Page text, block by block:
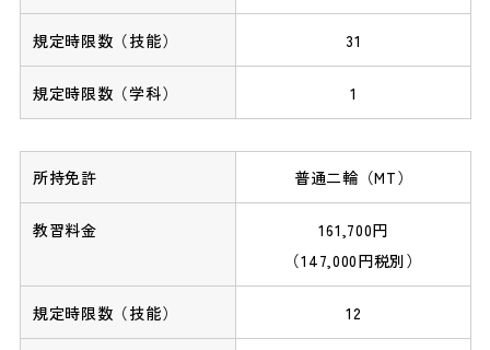
31
1
普通二輪（MT）
161,700円
（147,000円税別）
12